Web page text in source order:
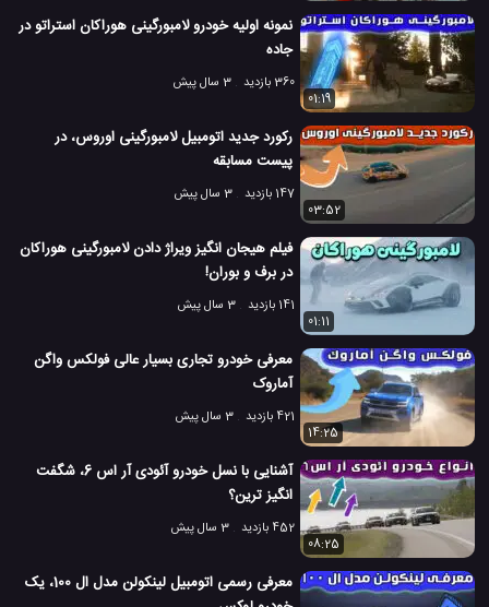
# اتومبیل Lamborghini Urus # شرکت Lamborghini
# شرکت لامبورگینی # کمپانی Lamborghini
# لامبورگینی # لامبورگینی URUS
# لامبورگینی اوروس # لامبورگینی جدید
# ماشین Aurus Senat 2019
2 هزار بازدید
8 سال پیش اتومبیل ماشین ویدئو ویدئو های ماشین
نمونه اولیه خودرو لامبورگینی هوراکان استراتو در
جاده
360 بازدید
3 سال پیش
01:19
رکورد جدید اتومبیل لامبورگینی اوروس، در
پیست مسابقه
147 بازدید
3 سال پیش
03:52
فیلم هیجان انگیز ویراژ دادن لامبورگینی هوراکان
در برف و بوران!
141 بازدید
3 سال پیش
01:11
معرفی خودرو تجاری بسیار عالی فولکس واگن
آماروک
421 بازدید
3 سال پیش
14:25
آشنایی با نسل خودرو آئودی آر اس 6، شگفت
انگیز ترین؟
452 بازدید
3 سال پیش
08:25
معرفی رسمی اتومبیل لینکولن مدل ال 100، یک